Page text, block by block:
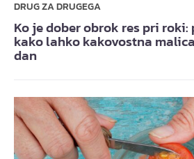
DRUG ZA DRUGEGA
Ko je dober obrok res pri
kako lahko kakovostna
dan